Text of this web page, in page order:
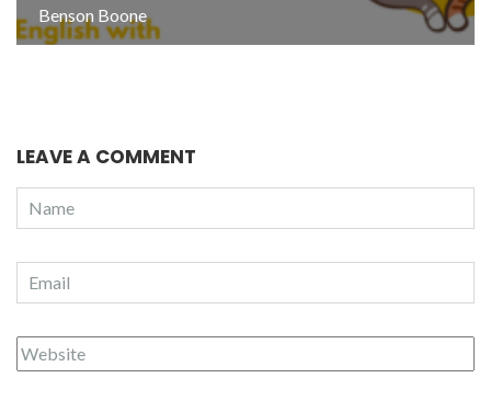
Benson Boone
LEAVE A COMMENT